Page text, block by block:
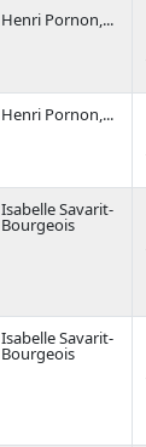
Henri Pornon,...
Henri Pornon,...
Isabelle Savarit-
Bourgeois
Isabelle Savarit-
Bourgeois